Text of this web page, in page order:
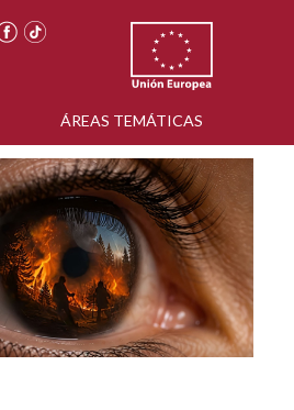
ÁREAS TEMÁTICAS